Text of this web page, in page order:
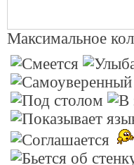
Максимальное